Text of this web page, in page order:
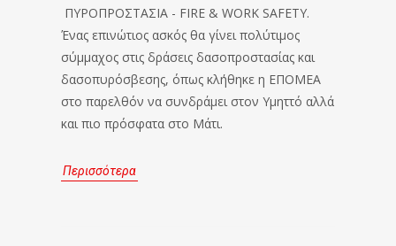
ΠΥΡΟΠΡΟΣΤΑΣΙΑ - FIRE & WORK SAFETY.
Ένας επινώτιος ασκός θα γίνει πολύτιμος
σύμμαχος στις δράσεις δασοπροστασίας και
δασοπυρόσβεσης, όπως κλήθηκε η ΕΠΟΜΕΑ
στο παρελθόν να συνδράμει στον Υμηττό αλλά
και πιο πρόσφατα στο Μάτι.
Περισσότερα